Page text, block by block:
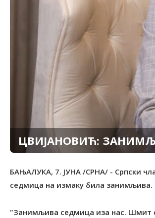
ЦВИЈАНОВИЋ:
БАЊАЛУКА, 7. ЈУНА /СРНА/ - Српски
седмица на измаку била занимљива.
"Занимљива седмица иза нас. Шмит